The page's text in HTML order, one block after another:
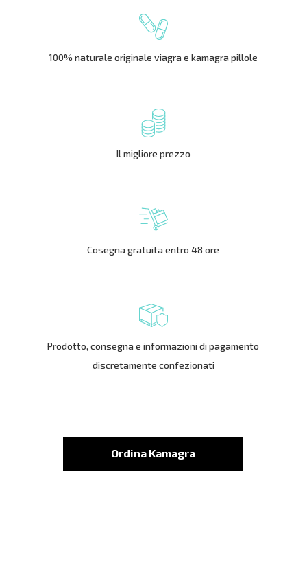
100% naturale originale viagra e kamagra pillole
Il migliore prezzo
Cosegna gratuita entro 48 ore
Prodotto, consegna e informazioni di pagamento
discretamente confezionati
Ordina Kamagra